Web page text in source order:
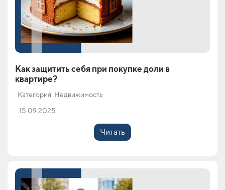
Как защитить себя при покупке доли в
квартире?
Категория: Недвижимость
15.09.2025
Читать